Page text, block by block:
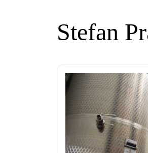
Stefan